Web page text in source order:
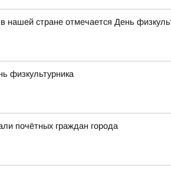
нашей стране отмечается День
физкультурника
почётных граждан города